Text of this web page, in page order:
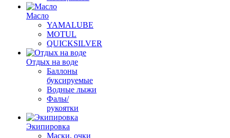
Масло
YAMALUBE
MOTUL
QUICKSILVER
Отдых на воде
Баллоны
буксируемые
Водные лыжи
Фалы/
рукоятки
Экипировка
Маски, очки